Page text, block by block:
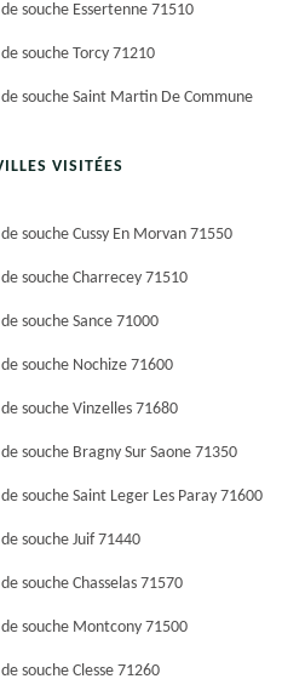
souche Essertenne 71510
souche Torcy 71210
souche Saint Martin De Commune
VISITÉES
souche Cussy En Morvan 71550
souche Charrecey 71510
souche Sance 71000
souche Nochize 71600
souche Vinzelles 71680
souche Bragny Sur Saone 71350
souche Saint Leger Les Paray 71600
souche Juif 71440
souche Chasselas 71570
souche Montcony 71500
souche Clesse 71260